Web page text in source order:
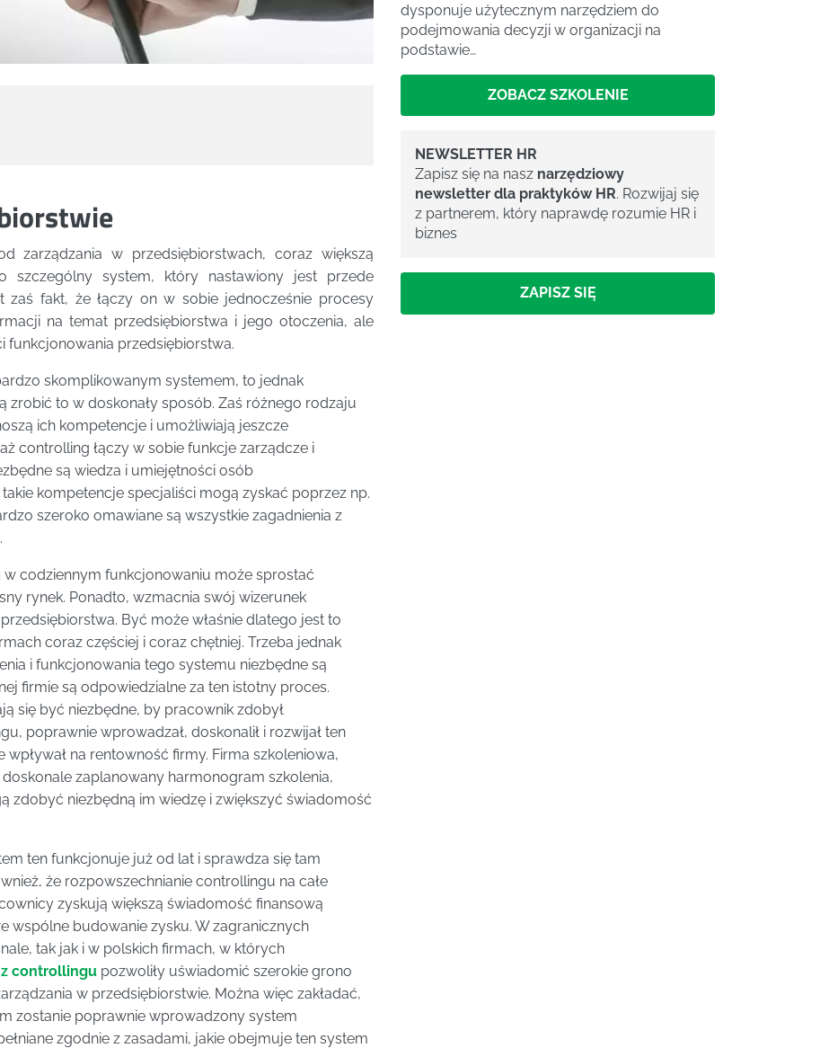
zarządzania w przedsiębiorstwach, coraz większą
szczególny system, który nastawiony jest przede
zaś fakt, że łączy on w sobie jednocześnie procesy
na temat przedsiębiorstwa i jego otoczenia, ale
funkcjonowania przedsiębiorstwa.
skomplikowanym systemem, to jednak
to w doskonały sposób. Zaś różnego rodzaju
ich kompetencje i umożliwiają jeszcze
controlling łączy w sobie funkcje zarządcze i
są wiedza i umiejętności osób
kompetencje specjaliści mogą zyskać poprzez np.
szeroko omawiane są wszystkie zagadnienia z
codziennym funkcjonowaniu może sprostać
rynek. Ponadto, wzmacnia swój wizerunek
Być może właśnie dlatego jest to
coraz częściej i coraz chętniej. Trzeba jednak
i funkcjonowania tego systemu niezbędne są
firmie są odpowiedzialne za ten istotny proces.
się być niezbędne, by pracownik zdobył
poprawnie wprowadzał, doskonalił i rozwijał ten
na rentowność firmy. Firma szkoleniowa,
zaplanowany harmonogram szkolenia,
zdobyć niezbędną im wiedzę i zwiększyć świadomość
ten funkcjonuje już od lat i sprawdza się tam
że rozpowszechnianie controllingu na całe
zyskują większą świadomość finansową
wspólne budowanie zysku. W zagranicznych
tak jak i w polskich firmach, w których
controllingu pozwoliły uświadomić szerokie grono
w przedsiębiorstwie. Można więc zakładać,
zostanie poprawnie wprowadzony system
zgodnie z zasadami, jakie obejmuje ten system
dysponuje użytecznym narzędziem do
podejmowania decyzji w organizacji na
podstawie…
ZOBACZ SZKOLENIE
NEWSLETTER HR
Zapisz się na nasz narzędziowy
newsletter dla praktyków HR. Rozwijaj się
z partnerem, który naprawdę rozumie HR i
biznes
ZAPISZ SIĘ